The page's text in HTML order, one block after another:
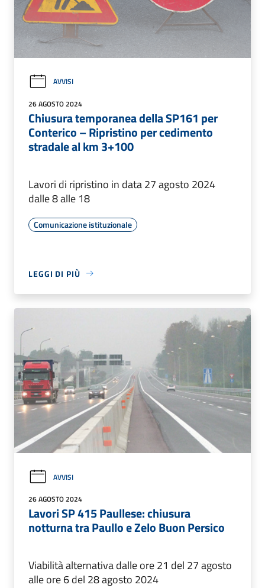
AVVISI
26 AGOSTO 2024
Chiusura temporanea della SP161 per
Conterico – Ripristino per cedimento
stradale al km 3+100
Lavori di ripristino in data 27 agosto 2024
dalle 8 alle 18
Comunicazione istituzionale
LEGGI DI PIÙ
AVVISI
26 AGOSTO 2024
Lavori SP 415 Paullese: chiusura
notturna tra Paullo e Zelo Buon Persico
Viabilità alternativa dalle ore 21 del 27 agosto
alle ore 6 del 28 agosto 2024